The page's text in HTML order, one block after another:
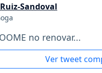
Sandoval
no renovar...
Ver tweet